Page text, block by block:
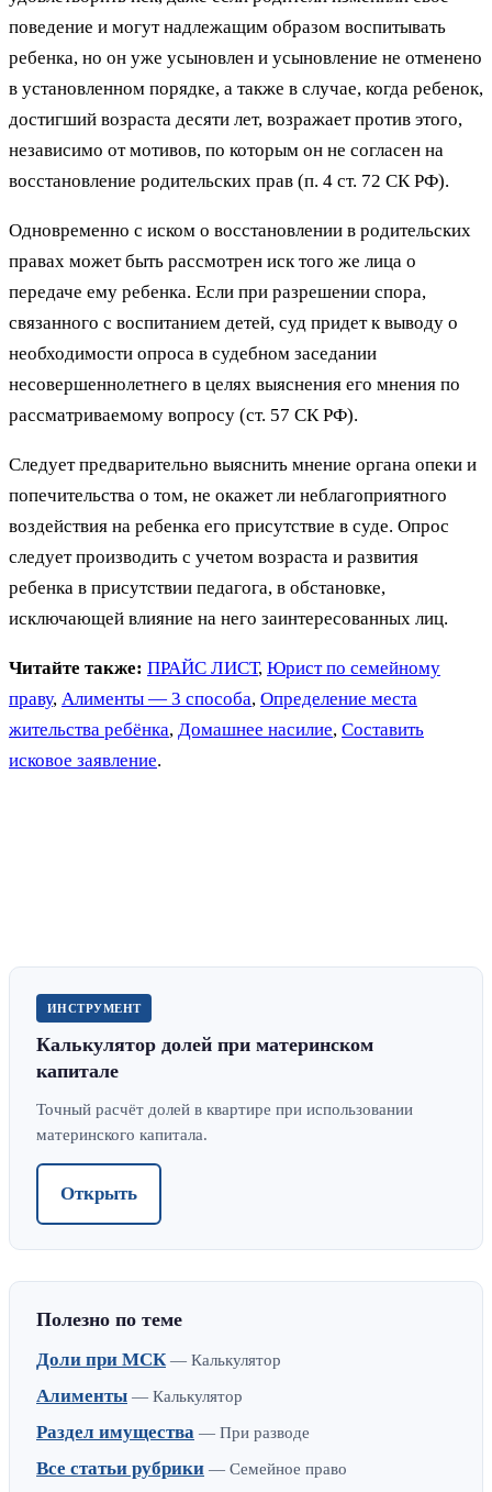
поведение и могут надлежащим образом воспитывать
ребенка, но он уже усыновлен и усыновление не отменено
в установленном порядке, а также в случае, когда ребенок,
достигший возраста десяти лет, возражает против этого,
независимо от мотивов, по которым он не согласен на
восстановление родительских прав (п. 4 ст. 72 СК РФ).
Одновременно с иском о восстановлении в родительских
правах может быть рассмотрен иск того же лица о
передаче ему ребенка. Если при разрешении спора,
связанного с воспитанием детей, суд придет к выводу о
необходимости опроса в судебном заседании
несовершеннолетнего в целях выяснения его мнения по
рассматриваемому вопросу (ст. 57 СК РФ).
Следует предварительно выяснить мнение органа опеки и
попечительства о том, не окажет ли неблагоприятного
воздействия на ребенка его присутствие в суде. Опрос
следует производить с учетом возраста и развития
ребенка в присутствии педагога, в обстановке,
исключающей влияние на него заинтересованных лиц.
Читайте также: ПРАЙС ЛИСТ, Юрист по семейному
праву, Алименты — 3 способа, Определение места
жительства ребёнка, Домашнее насилие, Составить
исковое заявление.
ИНСТРУМЕНТ
Калькулятор долей при материнском
капитале
Точный расчёт долей в квартире при использовании
материнского капитала.
Открыть
Полезно по теме
Доли при МСК — Калькулятор
Алименты — Калькулятор
Раздел имущества — При разводе
Все статьи рубрики — Семейное право